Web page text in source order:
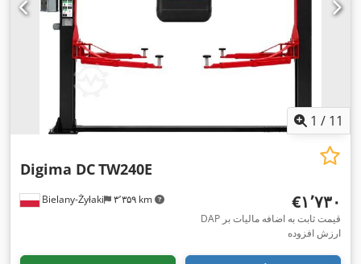
1 / 11
Bielany-Żyłaki ۳٬۳۵۹ km
Digima DCTW240E
‎€۱٬۷۳۰
DAP قیمت ثابت به اضافه مالیات بر
ارزش افزوده